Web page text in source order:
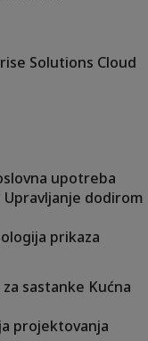
Solutions Cloud
upotreba
Upravljanje dodirom
prikaza
za sastanke Kućna
projektovanja